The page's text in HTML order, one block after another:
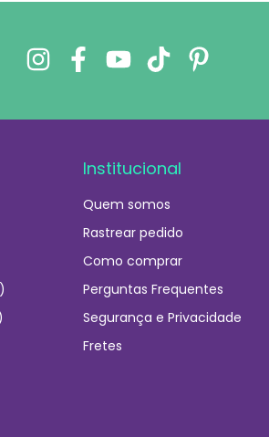
Institucional
Quem somos
Rastrear pedido
Como comprar
Perguntas Frequentes
Segurança e Privacidade
Fretes